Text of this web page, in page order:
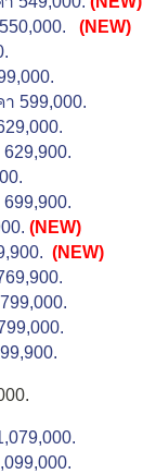
(NEW)
า 599,000.
629,900.
699,900.
(NEW)
(NEW)